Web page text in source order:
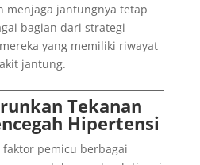
menjaga jantungnya tetap
bagian dari strategi
yang memiliki riwayat
jantung.
Tekanan
Hipertensi
pemicu berbagai